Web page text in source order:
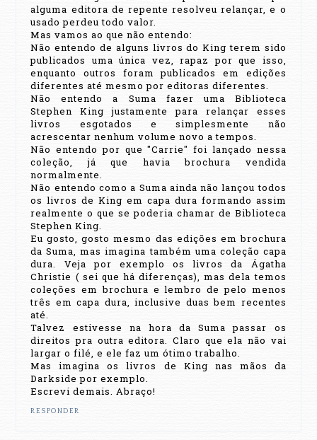
alguma editora de repente resolveu relançar, e o
usado perdeu todo valor.
Mas vamos ao que não entendo:
Não entendo de alguns livros do King terem sido
publicados uma única vez, rapaz por que isso,
enquanto outros foram publicados em edições
diferentes até mesmo por editoras diferentes.
Não entendo a Suma fazer uma Biblioteca
Stephen King justamente para relançar esses
livros esgotados e simplesmente não
acrescentar nenhum volume novo a tempos.
Não entendo por que "Carrie" foi lançado nessa
coleção, já que havia brochura vendida
normalmente.
Não entendo como a Suma ainda não lançou todos
os livros de King em capa dura formando assim
realmente o que se poderia chamar de Biblioteca
Stephen King.
Eu gosto, gosto mesmo das edições em brochura
da Suma, mas imagina também uma coleção capa
dura. Veja por exemplo os livros da Ágatha
Christie ( sei que há diferenças), mas dela temos
coleções em brochura e lembro de pelo menos
três em capa dura, inclusive duas bem recentes
até.
Talvez estivesse na hora da Suma passar os
direitos pra outra editora. Claro que ela não vai
largar o filé, e ele faz um ótimo trabalho.
Mas imagina os livros de King nas mãos da
Darkside por exemplo.
Escrevi demais. Abraço!
RESPONDER